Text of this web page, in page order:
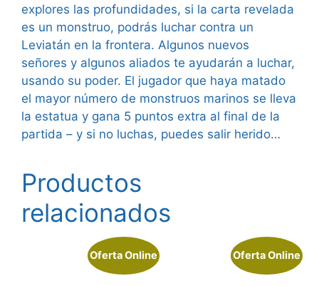
explores las profundidades, si la carta revelada
es un monstruo, podrás luchar contra un
Leviatán en la frontera. Algunos nuevos
señores y algunos aliados te ayudarán a luchar,
usando su poder. El jugador que haya matado
el mayor número de monstruos marinos se lleva
la estatua y gana 5 puntos extra al final de la
partida – y si no luchas, puedes salir herido…
Productos
relacionados
Oferta Online Oferta Online